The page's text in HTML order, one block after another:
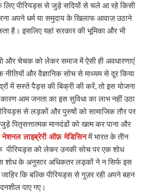
पीरियड्स से जुड़े सदियों से चले आ रहे किसी
अपने धर्म या समुदाय के खिलाफ आवाज़ उठाने
है। इसलिए यहां सरकार की भूमिका और भी
और चेचक को लेकर समाज में ऐसी ही अवधारणाएं
नीतियों और वैज्ञानिक सोच से माध्यम से दूर किया
में सस्ते पैड्स की बिक्री की करें, तो इस योजना
आम जनता का इस सुविधा का लाभ नहीं उठा
से लड़कों और पुरुषों को सामाजिक तौर पर
पितृसत्तात्मक मानदंडों को खत्म कर पाना और
नेशनल लाइब्रेरी ऑफ़ मेडिसिनमें भारत के तीन
पीरियड्स को लेकर उनकी सोच पर एक शोध
शोध के अनुसार अधिकतर लड़कों ने न सिर्फ इस
कि बल्कि पीरियड्स से गुज़र रही अपने बहन
पाए गए।